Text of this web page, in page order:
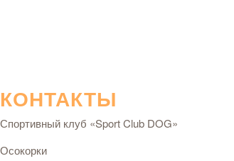
КОНТАКТЫ
Спортивный клуб «Sport Club DOG»
Осокорки